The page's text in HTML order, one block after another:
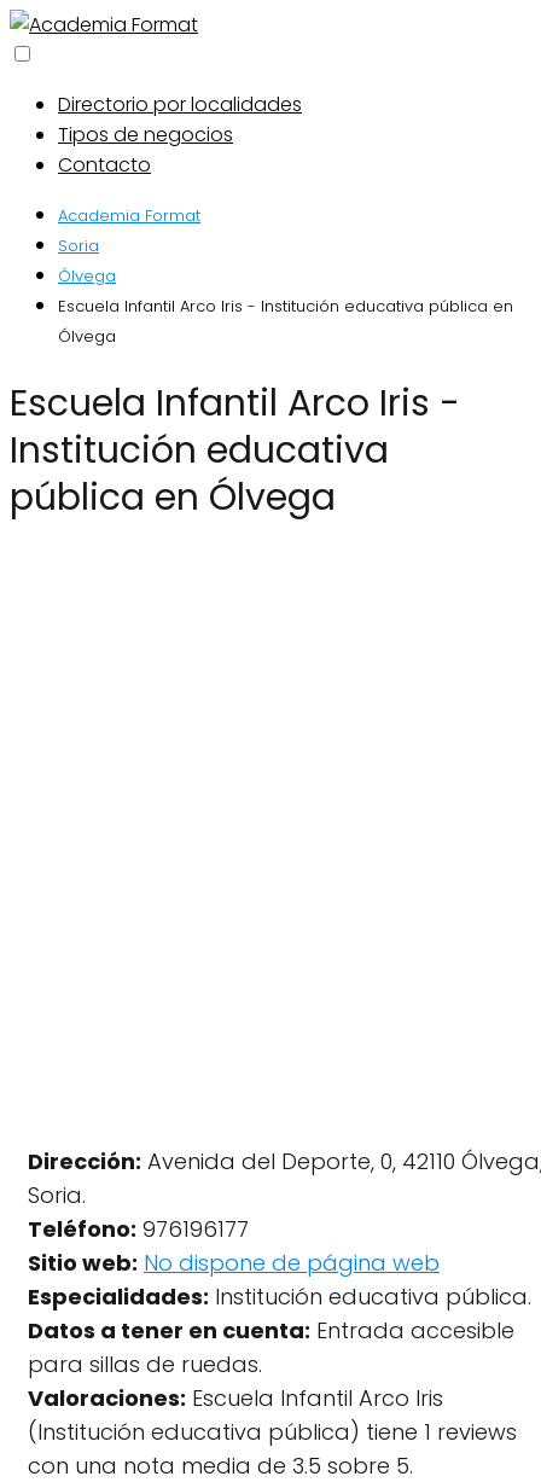
Directorio por localidades
Tipos de negocios
Contacto
Academia Format
Soria
Ólvega
Escuela Infantil Arco Iris - Institución educativa pública en
Ólvega
Escuela Infantil Arco Iris -
Institución educativa
pública en Ólvega
Dirección: Avenida del Deporte, 0, 42110
Soria.
Teléfono: 976196177
Sitio web: No dispone de página web
Especialidades: Institución educativa pública.
Datos a tener en cuenta: Entrada accesible
para sillas de ruedas.
Valoraciones: Escuela Infantil Arco Iris
(Institución educativa pública) tiene 1 reviews
con una nota media de 3.5 sobre 5.